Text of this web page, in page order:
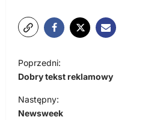
N
a
w
i
Poprzedni:
Dobry tekst reklamowy
Następny:
Newsweek